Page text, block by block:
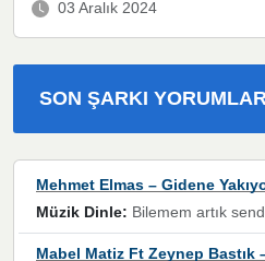
03 Aralık 2024
SON ŞARKI
Mehmet Elmas – Gidene
Müzik Dinle: Bilemem artık senden bir şans daha / Düştüğün zaman ben olmayacağım
Mabel Matiz Ft Zeynep Bastık